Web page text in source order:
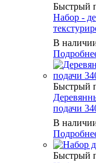
Быстрый
Набор -
В
Быстрый
подачи
В
Быстрый